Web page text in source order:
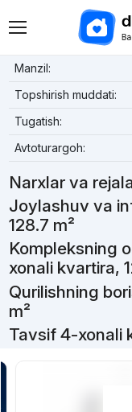
Manzil:
Topshirish muddati:
Tugatish:
Avtoturargoh:
Narxlar va
Joylashuv va
128.7 m²
Kompleksning
xonali kvartira,
Qurilishning
m²
Tavsif 4-xonali